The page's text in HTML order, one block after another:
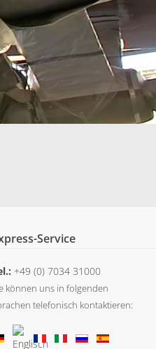
Service
+49 (0) 7034 31000
können uns in folgenden
telefonisch kontaktieren: